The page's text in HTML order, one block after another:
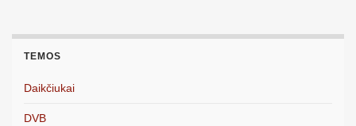
TEMOS
Daikčiukai
DVB